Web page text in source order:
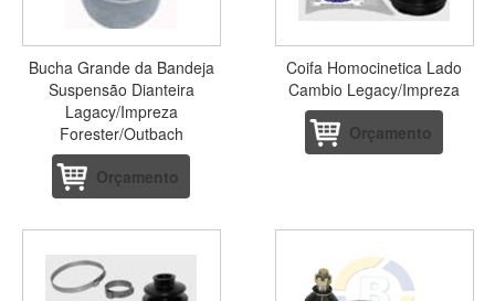
Bucha Grande da Bandeja
Suspensão Dianteira
Lagacy/Impreza
Forester/Outbach
Orçamento
Coifa Homocinetica Lado
Cambio Legacy/Impreza
Orçamento